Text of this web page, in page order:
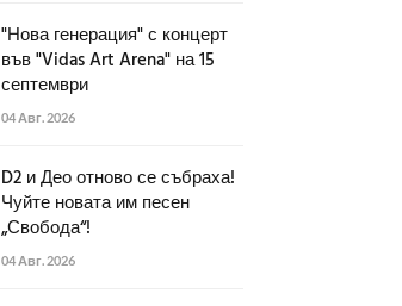
"Нова генерация" с концерт
във "Vidas Art Arena" на 15
септември
04 Авг. 2026
D2 и Део отново се събраха!
Чуйте новата им песен
„Свобода“!
04 Авг. 2026